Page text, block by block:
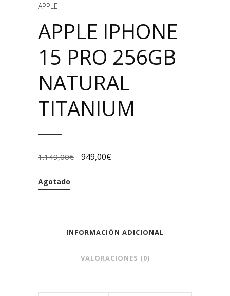
APPLE
APPLE IPHONE
15 PRO 256GB
NATURAL
TITANIUM
1.149,00€ 949,00€
Agotado
INFORMACIÓN ADICIONAL
VALORACIONES (0)